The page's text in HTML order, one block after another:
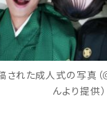
された成人式の写真
んより提供）